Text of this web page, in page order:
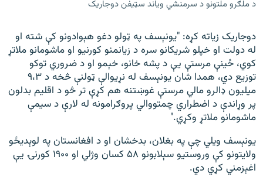
د ملګرو ملتونو د سرمنشي ویاند سټیفن دوجاریک
دوجاریک زیاته کړه: "یونېسف په ټولو دغو هېوادونو کې شته او
له دولت او خپلو شریکانو سره د زیانمنو کورنیو او ماشومانو ملاتړ
کوي، ځینې مرستې يې د پشه خانو، خېمو او د ضروري توکو
توزیع دي، همدا شان یونېسف له نړیوالې ټولنې څخه د ٩،٣
میلیون ډالرو مالي مرستې غوښتنه هم کړې تر څو د اقلیم بدلون
پر وړاندې د اضطراري چمتووالي پروګرامونه له لارې د سیمې
ماشومانو ملاتړ وکړي."
یونېسف ویلي چې په بغلان، بدخشان او د افغانستان په لوېدیځو
ولایتونو کې وروستیو سېلابونو ۵۸ کسان وژلي او ۱۹۰۰ کورنۍ یې
اغېزمني کړي دي.